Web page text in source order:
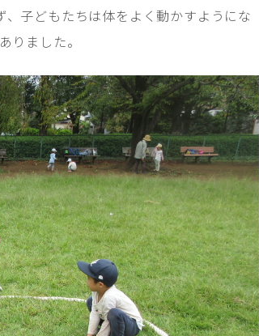
子どもたちは体をよく動かすようにな
りました。